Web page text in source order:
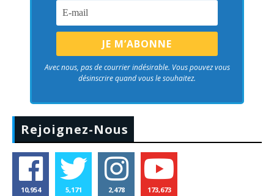
Avec nous, pas de courrier indésirable. Vous pouvez vous
désinscrire quand vous le souhaitez.
Rejoignez-Nous
10,954 5,171 2,478 173,673